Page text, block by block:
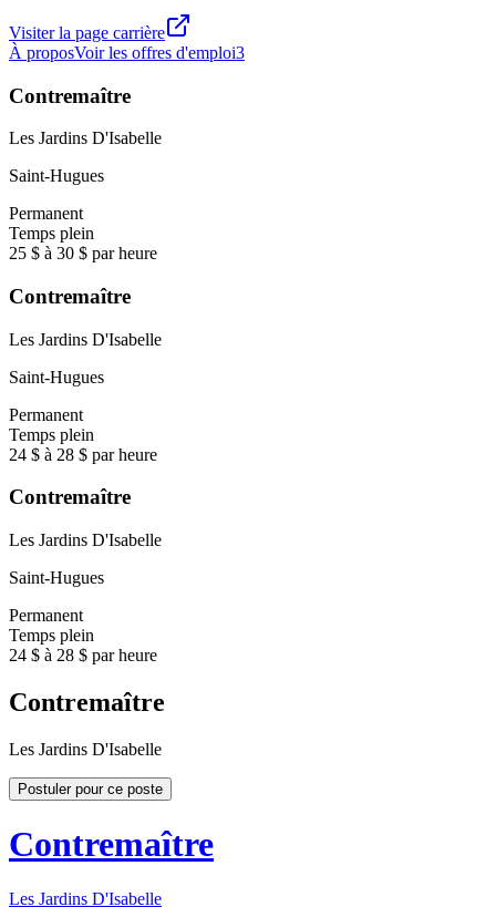
Visiter la page carrière
À proposVoir les offres d'emploi3
Contremaître
Les Jardins D'Isabelle
Saint-Hugues
Permanent
Temps plein
25 $ à 30 $ par heure
Contremaître
Les Jardins D'Isabelle
Saint-Hugues
Permanent
Temps plein
24 $ à 28 $ par heure
Contremaître
Les Jardins D'Isabelle
Saint-Hugues
Permanent
Temps plein
24 $ à 28 $ par heure
Contremaître
Les Jardins D'Isabelle
Postuler pour ce poste
Contremaître
Les Jardins D'Isabelle